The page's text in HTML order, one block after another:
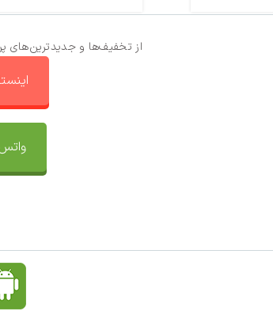
از تخفیف‌ها و جدیدترین‌های